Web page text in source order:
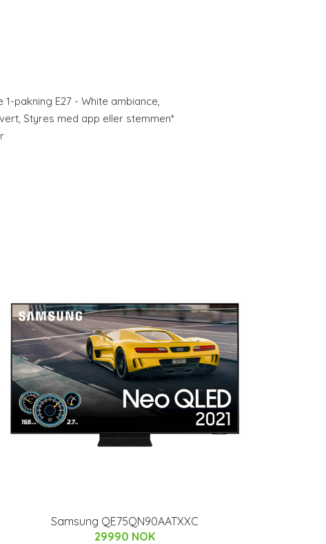
1-pakning E27 - White ambiance,
Styres med app eller stemmen*
Samsung QE75QN90AATXXC
29990 NOK